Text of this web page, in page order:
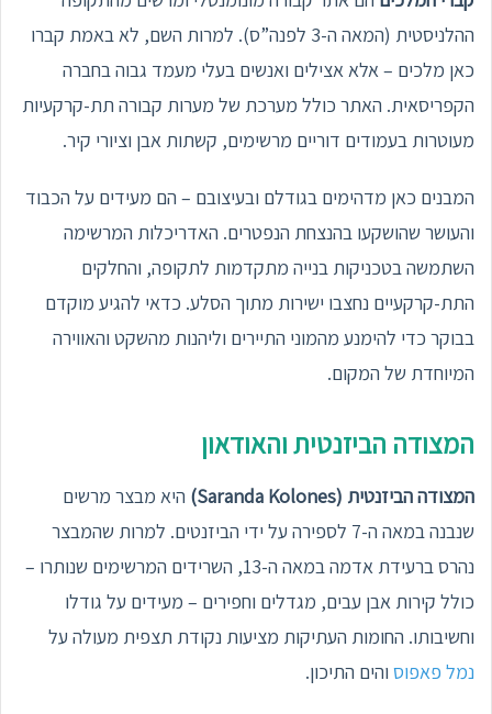
ההלניסטית (המאה ה-3 לפנה”ס). למרות השם, לא באמת קברו
כאן מלכים – אלא אצילים ואנשים בעלי מעמד גבוה בחברה
הקפריסאית. האתר כולל מערכת של מערות קבורה תת-קרקעיות
מעוטרות בעמודים דוריים מרשימים, קשתות אבן וציורי קיר.
המבנים כאן מדהימים בגודלם ובעיצובם – הם מעידים על הכבוד
והעושר שהושקעו בהנצחת הנפטרים. האדריכלות המרשימה
השתמשה בטכניקות בנייה מתקדמות לתקופה, והחלקים
התת-קרקעיים נחצבו ישירות מתוך הסלע. כדאי להגיע מוקדם
בבוקר כדי להימנע מהמוני התיירים וליהנות מהשקט והאווירה
המיוחדת של המקום.
המצודה הביזנטית והאודאון
המצודה הביזנטית (Saranda Kolones)
היא מבצר מרשים
שנבנה במאה ה-7 לספירה על ידי הביזנטים. למרות שהמבצר
נהרס ברעידת אדמה במאה ה-13, השרידים המרשימים שנותרו –
כולל קירות אבן עבים, מגדלים וחפירים – מעידים על גודלו
וחשיבותו. החומות העתיקות מציעות נקודת תצפית מעולה על
נמל פאפוס והים התיכון.